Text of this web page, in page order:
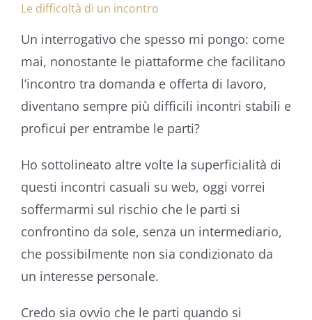
Le difficoltà di un incontro
Un interrogativo che spesso mi pongo: come
mai, nonostante le piattaforme che facilitano
l’incontro tra domanda e offerta di lavoro,
diventano sempre più difficili incontri stabili e
proficui per entrambe le parti?
Ho sottolineato altre volte la superficialità di
questi incontri casuali su web, oggi vorrei
soffermarmi sul rischio che le parti si
confrontino da sole, senza un intermediario,
che possibilmente non sia condizionato da
un interesse personale.
Credo sia ovvio che le parti quando si